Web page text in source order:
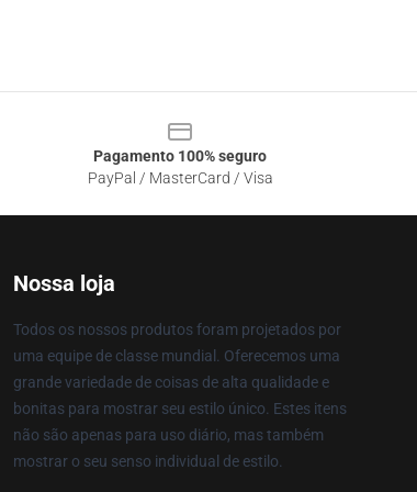
Pagamento 100% seguro
PayPal / MasterCard / Visa
Nossa loja
Todos os nossos produtos foram projetados por
uma equipe de classe mundial. Oferecemos uma
grande variedade de coisas de alta qualidade e
bonitas para mostrar seu estilo único. Estes itens
não são apenas para uso diário, mas também
mostrar o seu senso individual de estilo.